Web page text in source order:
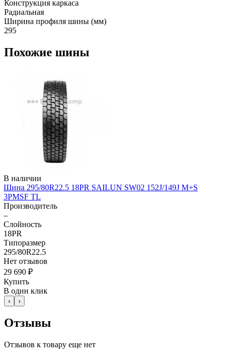
Конструкция каркаса
Радиальная
Ширина профиля шины (мм)
295
Похожие шины
В наличии
Шина 295/80R22.5 18PR SAILUN SW02 152J/149J M+S
3PMSF TL
Производитель
–
Слойность
18PR
Типоразмер
295/80R22.5
Нет отзывов
29 690 ₽
Купить
В один клик
‹ ›
Отзывы
Отзывов к товару еще нет